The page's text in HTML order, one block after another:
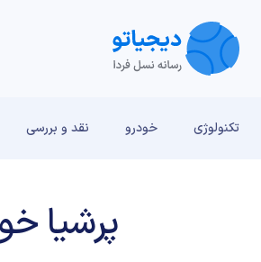
تکنولوژی خودرو نقد و بررسی‌
پرشیا